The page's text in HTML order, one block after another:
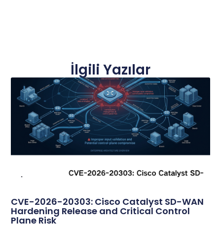
İlgili Yazılar
CVE-2026-20303: Cisco Catalyst SD-WAN
Hardening Release and Critical Control
Plane Risk